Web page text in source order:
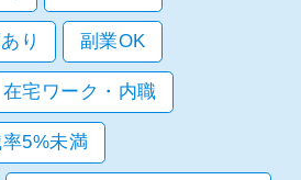
り 副業OK
在宅ワーク・内職
5%未満